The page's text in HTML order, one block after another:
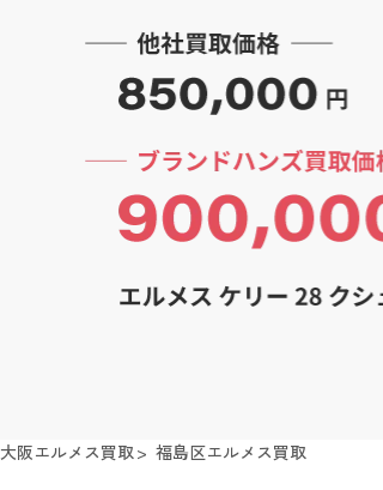
大阪エルメス買取
福島区エルメス買取